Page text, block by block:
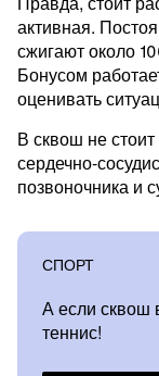
активная.
сжигают около
Бонусом
оценивать
В сквош не
сердечно-
позвоночника и
СПОРТ
А если сквош
теннис!